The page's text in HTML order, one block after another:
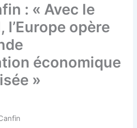
: « Avec le
l’Europe opère
économique
»